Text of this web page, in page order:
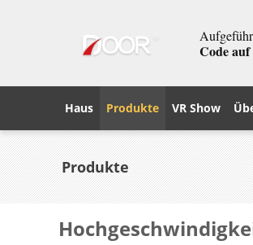
Code
Haus Produkte VR Show
Produkte